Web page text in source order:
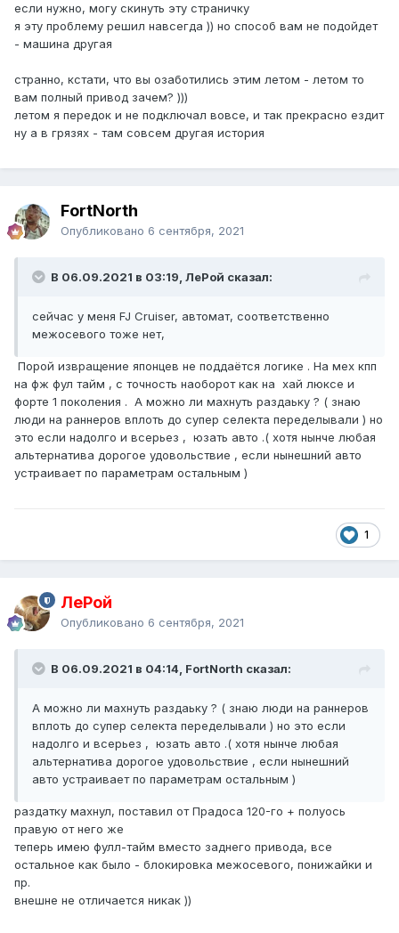
если нужно, могу скинуть эту страничку
я эту проблему решил навсегда )) но способ вам не подойдет
- машина другая
странно, кстати, что вы озаботились этим летом - летом то
вам полный привод зачем? )))
летом я передок и не подключал вовсе, и так прекрасно ездит
ну а в грязях - там совсем другая история
FоrtNorth
Опубликовано 6 сентября, 2021
В 06.09.2021 в 03:19, ЛеРой сказал:
сейчас у меня FJ Cruiser, автомат, соответственно
межосевого тоже нет,
Порой извращение японцев не поддаётся логике . На мех кпп
на фж фул тайм , с точность наоборот как на хай люксе и
форте 1 поколения . А можно ли махнуть раздаьку ? ( знаю
люди на раннеров вплоть до супер селекта переделывали ) но
это если надолго и всерьез , юзать авто .( хотя нынче любая
альтернатива дорогое удовольствие , если нынешний авто
устраивает по параметрам остальным )
1
ЛеРой
Опубликовано 6 сентября, 2021
В 06.09.2021 в 04:14, FоrtNorth сказал:
А можно ли махнуть раздаьку ? ( знаю люди на раннеров
вплоть до супер селекта переделывали ) но это если
надолго и всерьез , юзать авто .( хотя нынче любая
альтернатива дорогое удовольствие , если нынешний
авто устраивает по параметрам остальным )
раздатку махнул, поставил от Прадоса 120-го + полуось
правую от него же
теперь имею фулл-тайм вместо заднего привода, все
остальное как было - блокировка межосевого, понижайки и
пр.
внешне не отличается никак ))